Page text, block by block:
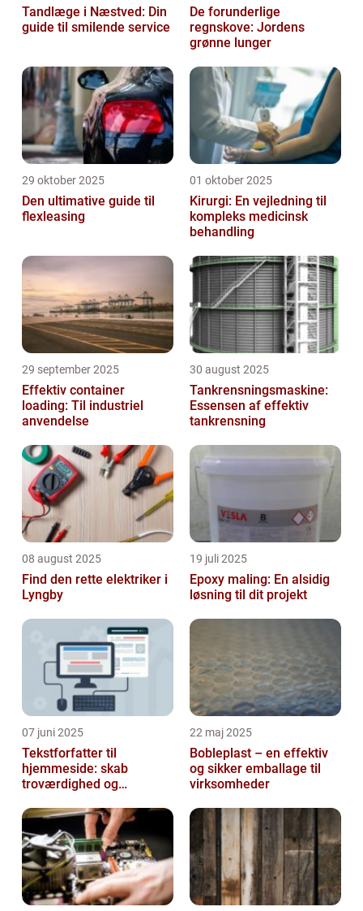
Tandlæge i Næstved: Din
guide til smilende service
De forunderlige
regnskove: Jordens
grønne lunger
29 oktober 2025
Den ultimative guide til
flexleasing
01 oktober 2025
Kirurgi: En vejledning til
kompleks medicinsk
behandling
29 september 2025
Effektiv container
loading: Til industriel
anvendelse
30 august 2025
Tankrensningsmaskine:
Essensen af effektiv
tankrensning
08 august 2025
Find den rette elektriker i
Lyngby
19 juli 2025
Epoxy maling: En alsidig
løsning til dit projekt
07 juni 2025
Tekstforfatter til
hjemmeside: skab
troværdighed og
22 maj 2025
Bobleplast – en effektiv
og sikker emballage til
virksomheder